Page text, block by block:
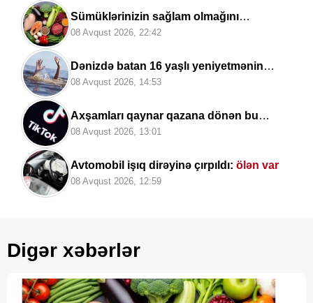
Sümüklərinizin sağlam olmağını
istəyirsinizsə..
08 Avqust 2026, 22:42
Dənizdə batan 16 yaşlı yeniyetmənin
meyiti tapılıb
08 Avqust 2026, 14:53
Axşamları qaynar qazana dönən bu
platforma bir zümrə qadınlarla dolu olur...
08 Avqust 2026, 13:01
Avtomobil işıq dirəyinə çırpıldı: ölən var
08 Avqust 2026, 12:59
Digər xəbərlər